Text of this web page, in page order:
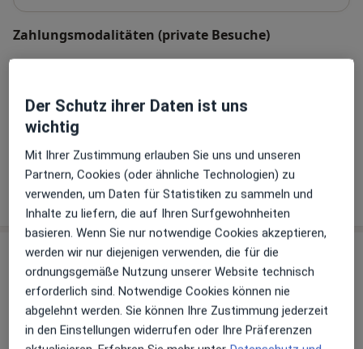
Zahlungsmodalitäten (private Besuche)
Telefonnummer
0711 13...Telefonnummer anzeigen
Mehr Details anzeigen
über die Adresse
Erfahrungen
Bewerten
Der Schutz ihrer Daten ist uns
wichtig
Mit Ihrer Zustimmung erlauben Sie uns und unseren
Partnern, Cookies (oder ähnliche Technologien) zu
verwenden, um Daten für Statistiken zu sammeln und
Inhalte zu liefern, die auf Ihren Surfgewohnheiten
basieren. Wenn Sie nur notwendige Cookies akzeptieren,
werden wir nur diejenigen verwenden, die für die
ordnungsgemäße Nutzung unserer Website technisch
erforderlich sind. Notwendige Cookies können nie
abgelehnt werden. Sie können Ihre Zustimmung jederzeit
in den Einstellungen widerrufen oder Ihre Präferenzen